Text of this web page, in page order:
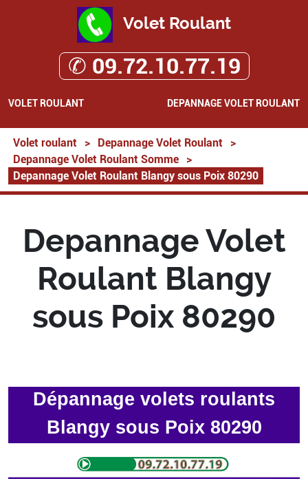
Volet Roulant
✆ 09.72.10.77.19
VOLET ROULANT DEPANNAGE VOLET ROULANT
Volet roulant > Depannage Volet Roulant
>
Depannage Volet Roulant Somme
>
Depannage Volet Roulant Blangy sous Poix 80290
Depannage Volet
Roulant Blangy
sous Poix 80290
Dépannage volets roulants
Blangy sous Poix 80290